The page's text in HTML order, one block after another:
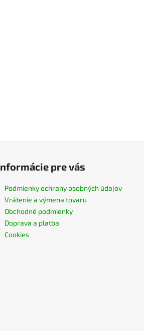
pre vás
Podmienky ochrany osobných údajov
Vrátenie a výmena tovaru
Obchodné podmienky
Doprava a platba
Cookies